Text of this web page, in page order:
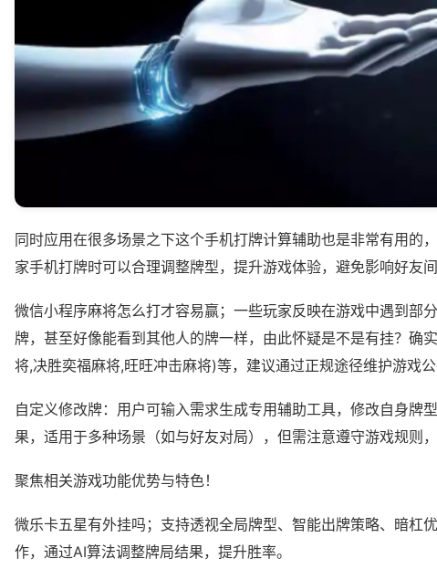
同时应用在很多场景之下这个手机打牌计算辅助也是非常有用的
家手机打牌时可以合理调整牌型，提升游戏体验，避免影响好友间
微信小程序麻将怎么打才容易赢；一些玩家反映在游戏中遇到部
牌，甚至好像能看到其他人的牌一样，由此怀疑是不是有挂？确
将,决胜奕福麻将,旺旺冲击麻将)等，建议通过正规途径维护游戏公
自定义修改牌：用户可输入需求生成专用辅助工具，修改自身牌
果，适用于多种场景（如与好友对局），但需注意遵守游戏规则，
聚焦相关游戏功能优势与特色！
微乐卡五星有外挂吗；支持透视全局牌型、智能出牌策略、暗杠
作，通过AI算法调整牌局结果，提升胜率。